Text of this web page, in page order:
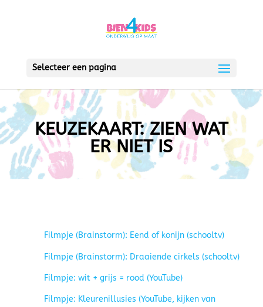
Selecteer een pagina
KEUZEKAART: ZIEN WAT
ER NIET IS
Filmpje (Brainstorm): Eend of konijn (schooltv)
Filmpje (Brainstorm): Draaiende cirkels (schooltv)
Filmpje: wit + grijs = rood (YouTube)
Filmpje: Kleurenillusies (YouTube, kijken van